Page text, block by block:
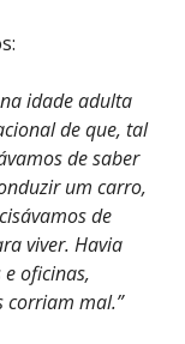
idade adulta
de que, tal
de saber
um carro,
de
viver. Havia
oficinas,
mal.”